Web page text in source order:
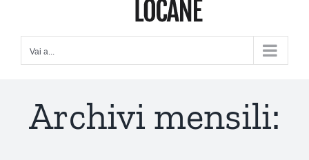
Vai a...
Archivi mensili: